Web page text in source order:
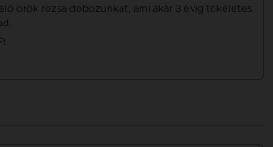
örök rózsa dobozunkat, ami akár 3 évig tökéletes